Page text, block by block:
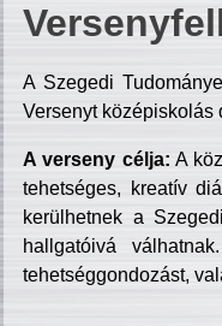
A Szegedi
Versenyt középiskolás
A verseny célja: A
tehetséges, kreatív
kerülhetnek a
hallgatóivá
tehetséggondozást,